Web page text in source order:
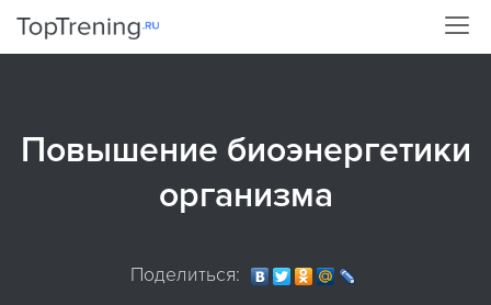
Повышение биоэнергетики
организма
Поделиться: